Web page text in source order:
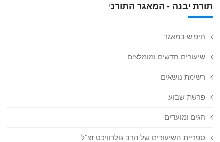
תורת יבנה - המאגר התורני
חיפוש במאגר
שיעורים חדשים ומומלצים
רשימת נושאים
פרשת שבוע
חגים ומועדים
ספריית השיעורים של הרב גולדוויכט זצ"ל